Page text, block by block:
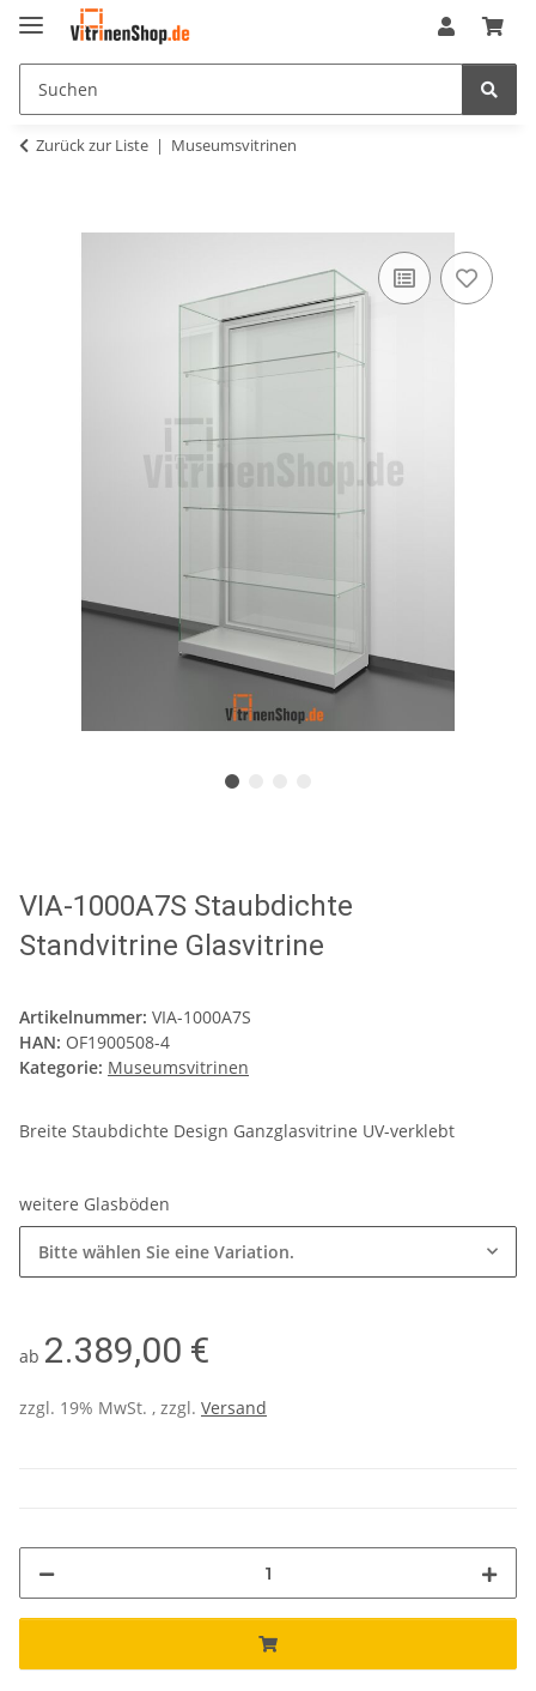
Zurück zur Liste Museumsvitrinen
VIA-1000A7S Staubdichte
Standvitrine Glasvitrine
Artikelnummer: VIA-1000A7S
HAN: OF1900508-4
Kategorie: Museumsvitrinen
Breite Staubdichte Design Ganzglasvitrine UV-verklebt
weitere Glasböden
Bitte wählen Sie eine Variation.
ab 2.389,00 €
zzgl. 19% MwSt. , zzgl. Versand